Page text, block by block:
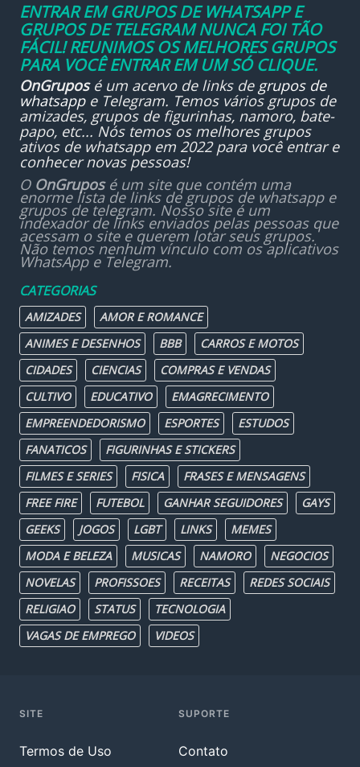
ENTRAR EM GRUPOS DE WHATSAPP E
GRUPOS DE TELEGRAM NUNCA FOI TÃO
FÁCIL! REUNIMOS OS MELHORES GRUPOS
PARA VOCÊ ENTRAR EM UM SÓ CLIQUE.
OnGruposé um acervo de links de grupos de
whatsappe Telegram. Temos vários grupos de
amizades, grupos de figurinhas, namoro, bate-
papo, etc... Nós temos os melhores grupos
ativos de whatsapp em 2022 para você entrar e
conhecer novas pessoas!
O OnGruposé um site que contém uma
enorme lista de links de grupos de whatsapp e
grupos de telegram. Nosso site é um
indexador de links enviados pelas pessoas que
acessam o site e querem lotar seus grupos.
Não temos nenhum vínculo com os aplicativos
WhatsApp e Telegram.
CATEGORIAS
AMIZADES
AMOR E ROMANCE
ANIMES E DESENHOS
BBB
CARROS E MOTOS
CIDADES
CIENCIAS
COMPRAS E VENDAS
CULTIVO
EDUCATIVO
EMAGRECIMENTO
EMPREENDEDORISMO
ESPORTES
ESTUDOS
FANATICOS
FIGURINHAS E STICKERS
FILMES E SERIES
FISICA
FRASES E MENSAGENS
FREE FIRE
FUTEBOL GANHAR SEGUIDORES
GAYS
GEEKS
JOGOS LGBT LINKS
MEMES
MODA E BELEZA
MUSICAS NAMORO
NEGOCIOS
NOVELAS
PROFISSOES RECEITAS
REDES SOCIAIS
RELIGIAO
STATUS
TECNOLOGIA
VAGAS DE EMPREGO
VIDEOS
SITE
Termos de Uso
SUPORTE
Contato